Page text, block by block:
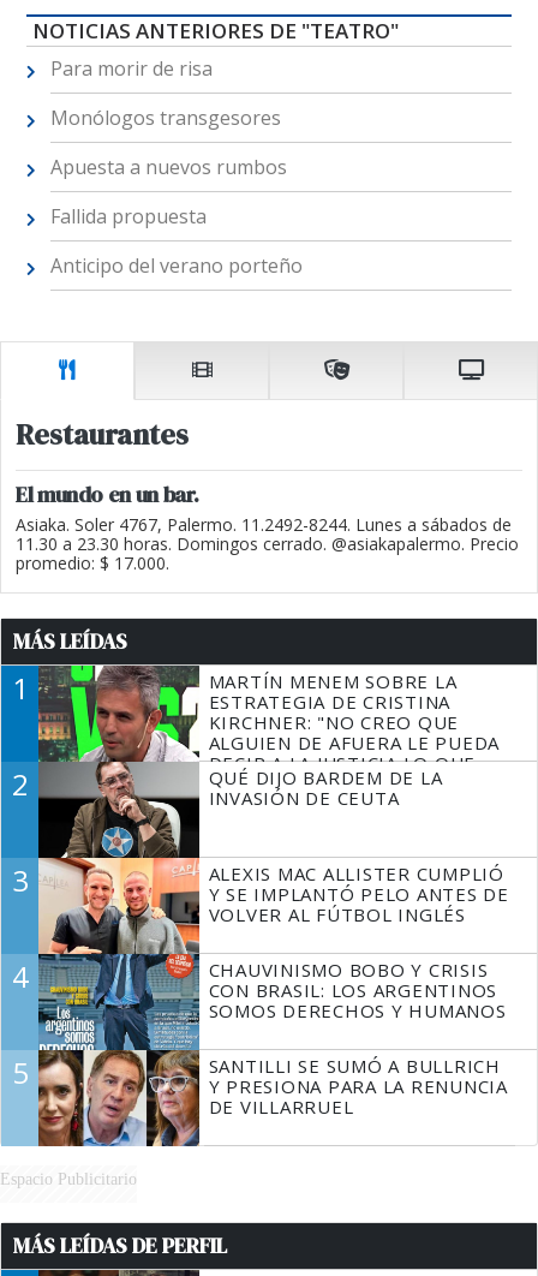
NOTICIAS ANTERIORES DE "TEATRO"
Para morir de risa
Monólogos transgesores
Apuesta a nuevos rumbos
Fallida propuesta
Anticipo del verano porteño
Restaurantes
El mundo en un bar.
Asiaka. Soler 4767, Palermo. 11.2492-8244. Lunes a sábados de
11.30 a 23.30 horas. Domingos cerrado. @asiakapalermo. Precio
promedio: $ 17.000.
MÁS LEÍDAS
1
MARTÍN MENEM SOBRE LA
ESTRATEGIA DE CRISTINA
KIRCHNER: "NO CREO QUE
ALGUIEN DE AFUERA LE PUEDA
DECIR A LA JUSTICIA LO QUE
TIENE QUE HACER"
2
QUÉ DIJO BARDEM DE LA
INVASIÓN DE CEUTA
3
ALEXIS MAC ALLISTER CUMPLIÓ
Y SE IMPLANTÓ PELO ANTES DE
VOLVER AL FÚTBOL INGLÉS
4
CHAUVINISMO BOBO Y CRISIS
CON BRASIL: LOS ARGENTINOS
SOMOS DERECHOS Y HUMANOS
5
SANTILLI SE SUMÓ A BULLRICH
Y PRESIONA PARA LA RENUNCIA
DE VILLARRUEL
Espacio Publicitario
MÁS LEÍDAS DE PERFIL